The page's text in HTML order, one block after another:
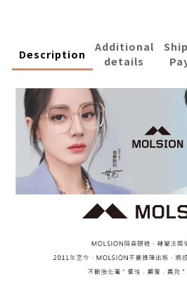
Description
Additional
details